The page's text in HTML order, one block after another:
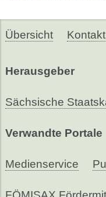
Übersicht Kontakt
Herausgeber
Sächsische
Verwandte Portale
Medienservice